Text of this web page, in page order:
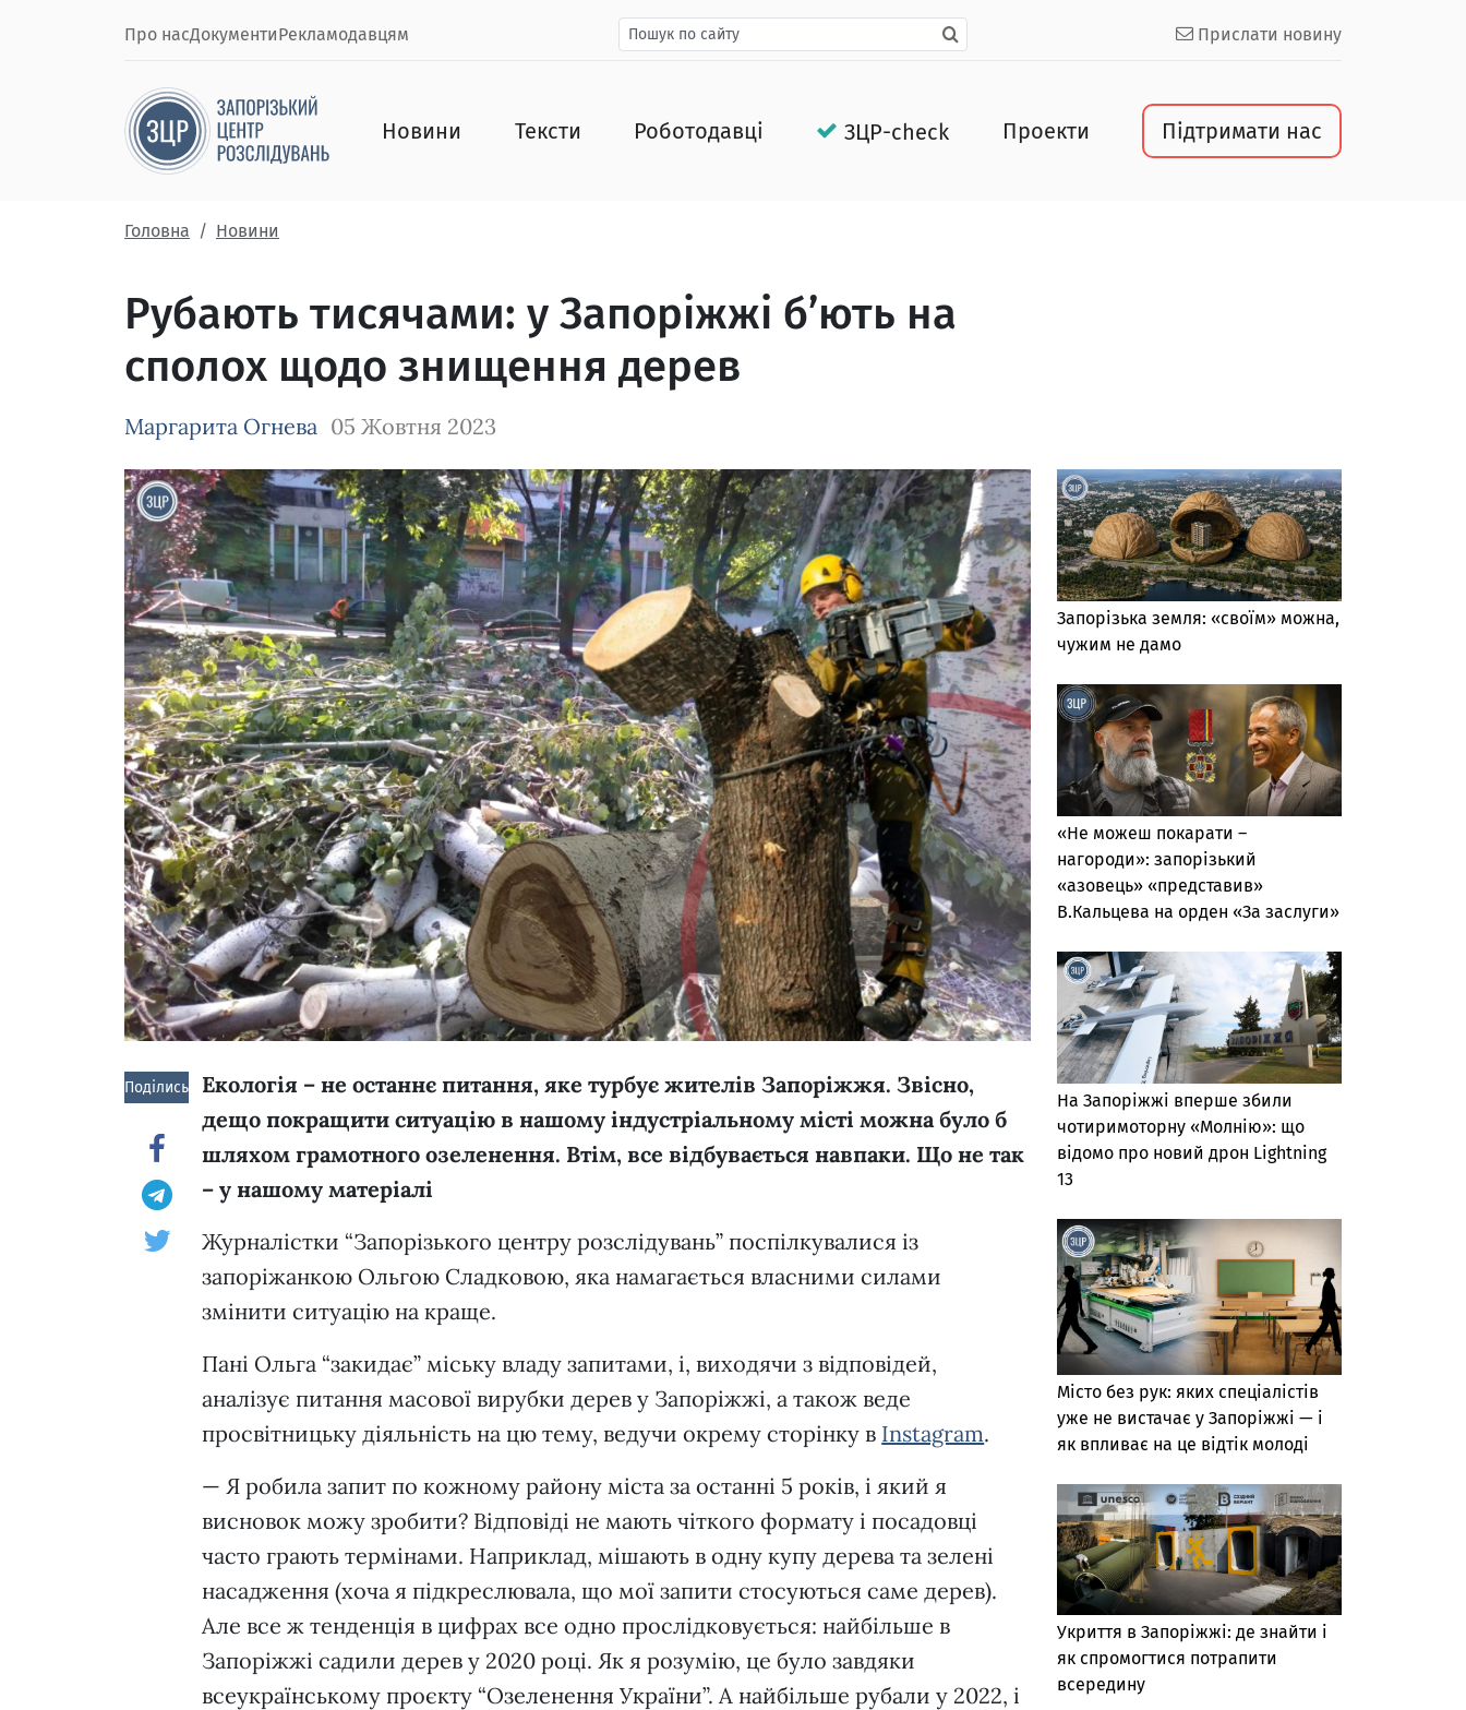
Про насДокументиРекламодавцям Прислати новину
Новини Тексти Роботодавці ЗЦР-check Проекти Підтримати нас
Головна Новини
Рубають тисячами: у Запоріжжі б’ють на
сполох щодо знищення дерев
Маргарита Огнева 05 Жовтня 2023
Зображення завантажується
Поділись!
Екологія – не останнє питання, яке турбує жителів Запоріжжя. Звісно,
дещо покращити ситуацію в нашому індустріальному місті можна було б
шляхом грамотного озеленення. Втім, все відбувається навпаки. Що не так
– у нашому матеріалі
Журналістки “Запорізького центру розслідувань” поспілкувалися із
запоріжанкою Ольгою Сладковою, яка намагається власними силами
змінити ситуацію на краще.
Пані Ольга “закидає” міську владу запитами, і, виходячи з відповідей,
аналізує питання масової вирубки дерев у Запоріжжі, а також веде
просвітницьку діяльність на цю тему, ведучи окрему сторінку в Instagram.
— Я робила запит по кожному району міста за останні 5 років, і який я
висновок можу зробити? Відповіді не мають чіткого формату і посадовці
часто грають термінами. Наприклад, мішають в одну купу дерева та зелені
насадження (хоча я підкреслювала, що мої запити стосуються саме дерев).
Але все ж тенденція в цифрах все одно прослідковується: найбільше в
Запоріжжі садили дерев у 2020 році. Як я розумію, це було завдяки
всеукраїнському проєкту “Озеленення України”. А найбільше рубали у 2022, і
Запорізька земля: «своїм» можна,
чужим не дамо
«Не можеш покарати –
нагороди»: запорізький
«азовець» «представив»
В.Кальцева на орден «За заслуги»
На Запоріжжі вперше збили
чотиримоторну «Молнію»: що
відомо про новий дрон Lightning
13
Місто без рук: яких спеціалістів
уже не вистачає у Запоріжжі — і
як впливає на це відтік молоді
Укриття в Запоріжжі: де знайти і
як спромогтися потрапити
всередину